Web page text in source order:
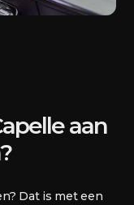
Dat is met een
aan